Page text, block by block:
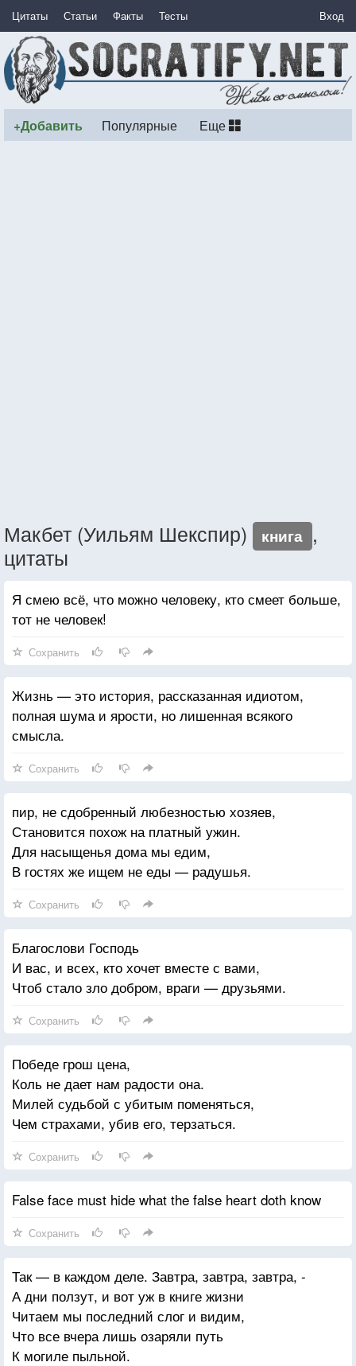
Цитаты Статьи Факты Тесты Вход
+Добавить Популярные Еще
Макбет (Уильям Шекспир) книга ,
цитаты
Я смею всё, что можно человеку, кто смеет больше,
тот не человек!
Сохранить
Жизнь — это история, рассказанная идиотом,
полная шума и ярости, но лишенная всякого
смысла.
Сохранить
пир, не сдобренный любезностью хозяев,
Становится похож на платный ужин.
Для насыщенья дома мы едим,
В гостях же ищем не еды — радушья.
Сохранить
Благослови Господь
И вас, и всех, кто хочет вместе с вами,
Чтоб стало зло добром, враги — друзьями.
Сохранить
Победе грош цена,
Коль не дает нам радости она.
Милей судьбой с убитым поменяться,
Чем страхами, убив его, терзаться.
Сохранить
False face must hide what the false heart doth know
Сохранить
Так — в каждом деле. Завтра, завтра, завтра, -
А дни ползут, и вот уж в книге жизни
Читаем мы последний слог и видим,
Что все вчера лишь озаряли путь
К могиле пыльной.